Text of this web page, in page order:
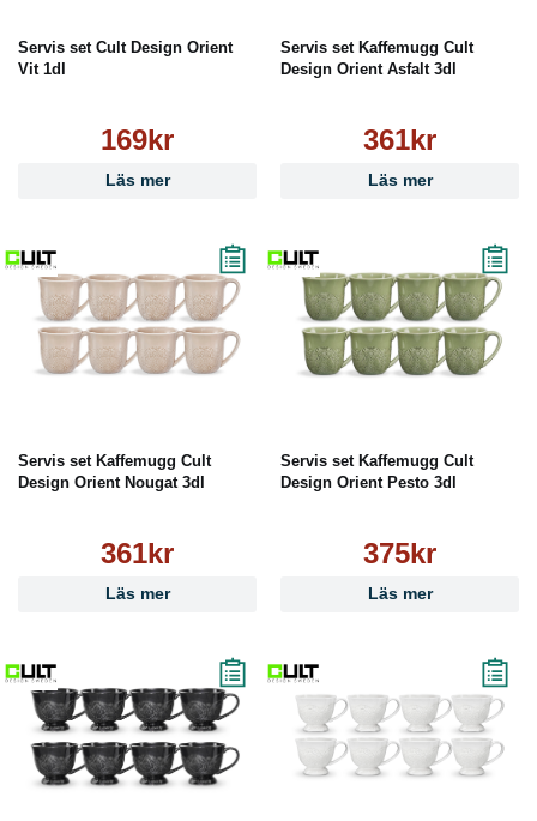
Servis set Cult Design Orient
Vit 1dl
169kr
Läs mer
Servis set Kaffemugg Cult
Design Orient Asfalt 3dl
361kr
Läs mer
Servis set Kaffemugg Cult
Design Orient Nougat 3dl
361kr
Läs mer
Servis set Kaffemugg Cult
Design Orient Pesto 3dl
375kr
Läs mer